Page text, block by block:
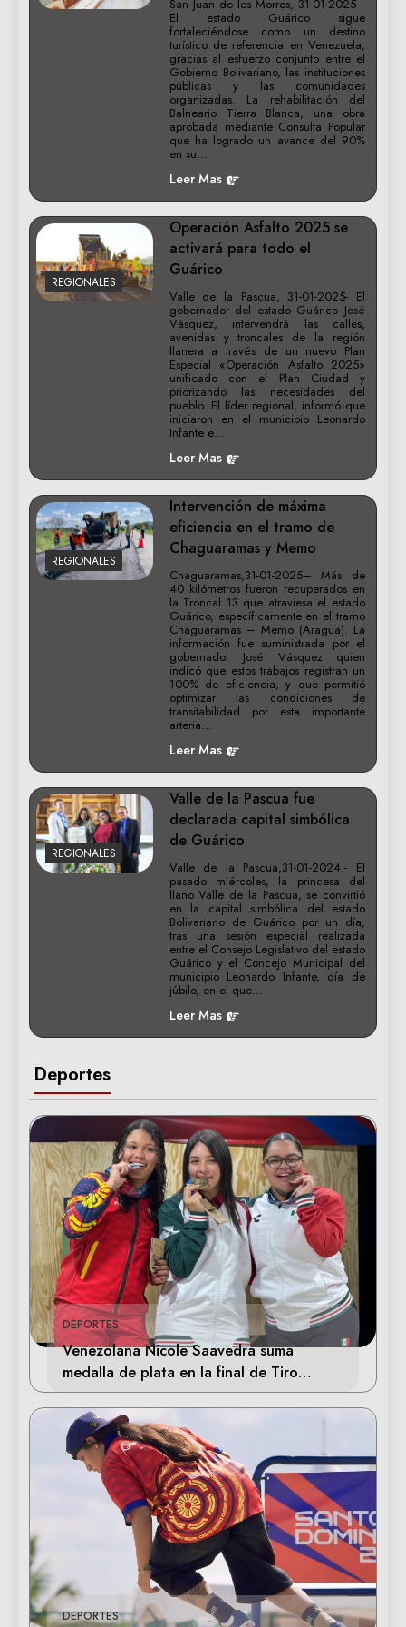
Deportes
DEPORTES
Venezolana Nicole Saavedra suma
medalla de plata en la final de Tiro
Deportivo
DEPORTES
San Juan de los Morros, 31-01-2025–
El estado Guárico sigue
fortaleciéndose como un destino
turístico de referencia en Venezuela,
gracias al esfuerzo conjunto entre el
Gobierno Bolivariano, las instituciones
públicas y las comunidades
organizadas. La rehabilitación del
Balneario Tierra Blanca, una obra
aprobada mediante Consulta Popular
que ha logrado un avance del 90%
en su…
Leer Mas
REGIONALES
Operación Asfalto 2025 se
activará para todo el
Guárico
Valle de la Pascua, 31-01-2025- El
gobernador del estado Guárico José
Vásquez, intervendrá las calles,
avenidas y troncales de la región
llanera a través de un nuevo Plan
Especial «Operación Asfalto 2025»
unificado con el Plan Ciudad y
priorizando las necesidades del
pueblo. El líder regional, informó que
iniciaron en el municipio Leonardo
Infante e…
Leer Mas
REGIONALES
Intervención de máxima
eficiencia en el tramo de
Chaguaramas y Memo
Chaguaramas,31-01-2025– Más de
40 kilómetros fueron recuperados en
la Troncal 13 que atraviesa el estado
Guárico, específicamente en el tramo
Chaguaramas – Memo (Aragua). La
información fue suministrada por el
gobernador José Vásquez quien
indicó que estos trabajos registran un
100% de eficiencia, y que permitió
optimizar las condiciones de
transitabilidad por esta importante
arteria…
Leer Mas
REGIONALES
Valle de la Pascua fue
declarada capital simbólica
de Guárico
Valle de la Pascua,31-01-2024.- El
pasado miércoles, la princesa del
llano Valle de la Pascua, se convirtió
en la capital simbólica del estado
Bolivariano de Guárico por un día,
tras una sesión especial realizada
entre el Consejo Legislativo del estado
Guárico y el Concejo Municipal del
municipio Leonardo Infante, día de
júbilo, en el que…
Leer Mas